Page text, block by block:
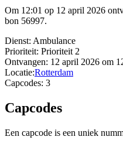
Om 12:01 op 12 april 2026
bon 56997.
Dienst: Ambulance
Prioriteit: Prioriteit 2
Ontvangen: 12 april 2026 om
Locatie:Rotterdam
Capcodes: 3
Capcodes
Een capcode is een uniek